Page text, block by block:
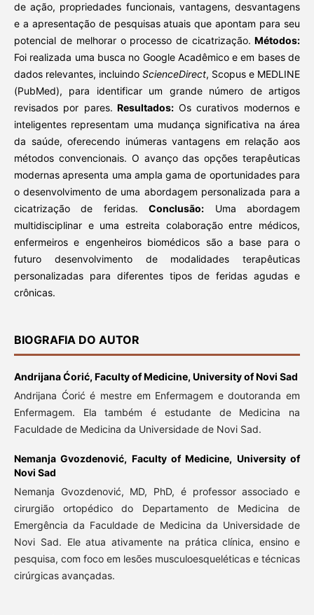
de ação, propriedades funcionais, vantagens, desvantagens
e a apresentação de pesquisas atuais que apontam para seu
potencial de melhorar o processo de cicatrização. Métodos:
Foi realizada uma busca no Google Acadêmico e em bases de
dados relevantes, incluindo ScienceDirect, Scopus e MEDLINE
(PubMed), para identificar um grande número de artigos
revisados ​​por pares. Resultados: Os curativos modernos e
inteligentes representam uma mudança significativa na área
da saúde, oferecendo inúmeras vantagens em relação aos
métodos convencionais. O avanço das opções terapêuticas
modernas apresenta uma ampla gama de oportunidades para
o desenvolvimento de uma abordagem personalizada para a
cicatrização de feridas.Conclusão: Uma abordagem
multidisciplinar e uma estreita colaboração entre médicos,
enfermeiros e engenheiros biomédicos são a base para o
futuro desenvolvimento de modalidades terapêuticas
personalizadas para diferentes tipos de feridas agudas e
crônicas.
BIOGRAFIA DO AUTOR
Andrijana Ćorić, Faculty of Medicine, University of Novi Sad
Andrijana Ćorić é mestre em Enfermagem e doutoranda em
Enfermagem. Ela também é estudante de Medicina na
Faculdade de Medicina da Universidade de Novi Sad.
Nemanja Gvozdenović, Faculty of Medicine, University of
Novi Sad
Nemanja Gvozdenović, MD, PhD, é professor associado e
cirurgião ortopédico do Departamento de Medicina de
Emergência da Faculdade de Medicina da Universidade de
Novi Sad. Ele atua ativamente na prática clínica, ensino e
pesquisa, com foco em lesões musculoesqueléticas e técnicas
cirúrgicas avançadas.